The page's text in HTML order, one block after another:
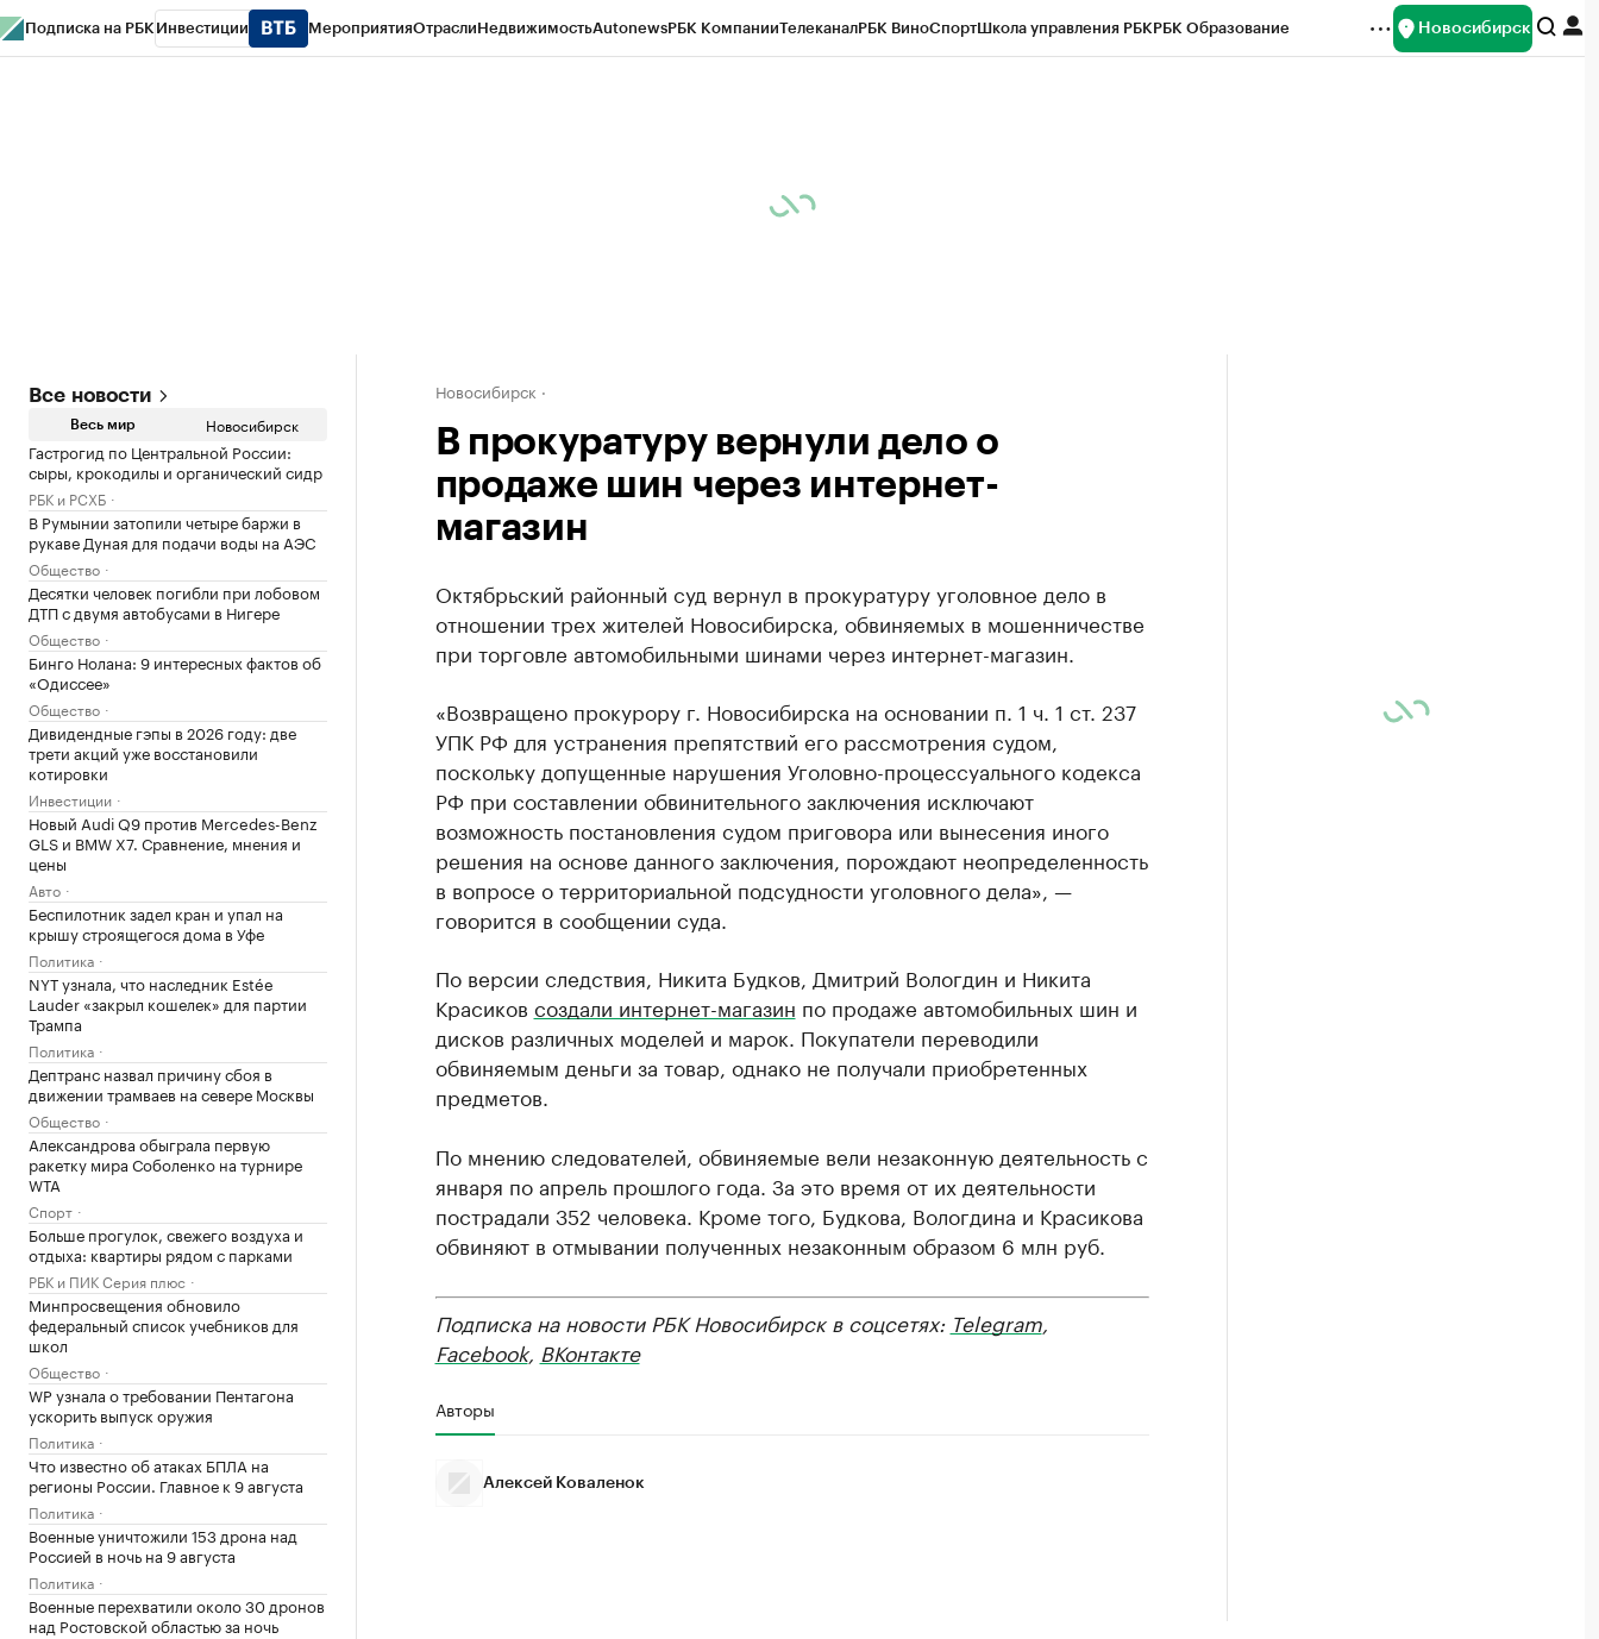
Подписка на РБК Инвестиции МероприятияОтраслиНедвижимостьAutonewsРБК КомпанииТелеканалРБК ВиноСпортШкола управления РБКРБК Образование Новосибирск
Все новости
Весь мир Новосибирск
Гастрогид по Центральной России:
сыры, крокодилы и органический сидр
РБК и РСХБ
В Румынии затопили четыре баржи в
рукаве Дуная для подачи воды на АЭС
Общество
Десятки человек погибли при лобовом
ДТП с двумя автобусами в Нигере
Общество
Бинго Нолана: 9 интересных фактов об
«Одиссее»
Общество
Дивидендные гэпы в 2026 году: две
трети акций уже восстановили
котировки
Инвестиции
Новый Audi Q9 против Mercedes-Benz
GLS и BMW X7. Сравнение, мнения и
цены
Авто
Беспилотник задел кран и упал на
крышу строящегося дома в Уфе
Политика
NYT узнала, что наследник Estée
Lauder «закрыл кошелек» для партии
Трампа
Политика
Дептранс назвал причину сбоя в
движении трамваев на севере Москвы
Общество
Александрова обыграла первую
ракетку мира Соболенко на турнире
WTA
Спорт
Больше прогулок, свежего воздуха и
отдыха: квартиры рядом с парками
РБК и ПИК Серия плюс
Минпросвещения обновило
федеральный список учебников для
школ
Общество
WP узнала о требовании Пентагона
ускорить выпуск оружия
Политика
Что известно об атаках БПЛА на
регионы России. Главное к 9 августа
Политика
Военные уничтожили 153 дрона над
Россией в ночь на 9 августа
Политика
Военные перехватили около 30 дронов
над Ростовской областью за ночь
Новосибирск
В прокуратуру вернули дело о
продаже шин через интернет-
магазин
Октябрьский районный суд вернул в прокуратуру уголовное дело в
отношении трех жителей Новосибирска, обвиняемых в мошенничестве
при торговле автомобильными шинами через интернет-магазин.
«Возвращено прокурору г. Новосибирска на основании п. 1 ч. 1 ст. 237
УПК РФ для устранения препятствий его рассмотрения судом,
поскольку допущенные нарушения Уголовно-процессуального кодекса
РФ при составлении обвинительного заключения исключают
возможность постановления судом приговора или вынесения иного
решения на основе данного заключения, порождают неопределенность
в вопросе о территориальной подсудности уголовного дела», —
говорится в сообщении суда.
По версии следствия, Никита Будков, Дмитрий Вологдин и Никита
Красиков создали интернет-магазин по продаже автомобильных шин и
дисков различных моделей и марок. Покупатели переводили
обвиняемым деньги за товар, однако не получали приобретенных
предметов.
По мнению следователей, обвиняемые вели незаконную деятельность с
января по апрель прошлого года. За это время от их деятельности
пострадали 352 человека. Кроме того, Будкова, Вологдина и Красикова
обвиняют в отмывании полученных незаконным образом 6 млн руб.
Подписка на новости РБК Новосибирск в соцсетях: Telegram,
Facebook, ВКонтакте
Авторы
Алексей Коваленок